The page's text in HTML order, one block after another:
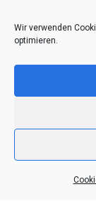
Wir verwenden
optimieren.